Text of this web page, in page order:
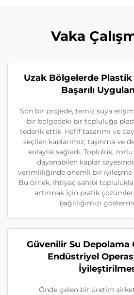
Vaka
Uzak Bölgelerde Plastik
Başarılı
Son bir projede, temiz suya
bir bölgedeki bir topluluğa
tedarik ettik. Hafif tasarımı ve
seçilen kaplarımız, taşınma ve
kolaylık sağladı. Topluluk,
dayanabilen kaplar
verimliliğinde önemli bir iyileşme
Bu örnek, ihtiyaç sahibi
artırmak için pratik
bağlılığımızı
Güvenilir Su Depolama
Endüstriyel
Önde gelen bir üretim